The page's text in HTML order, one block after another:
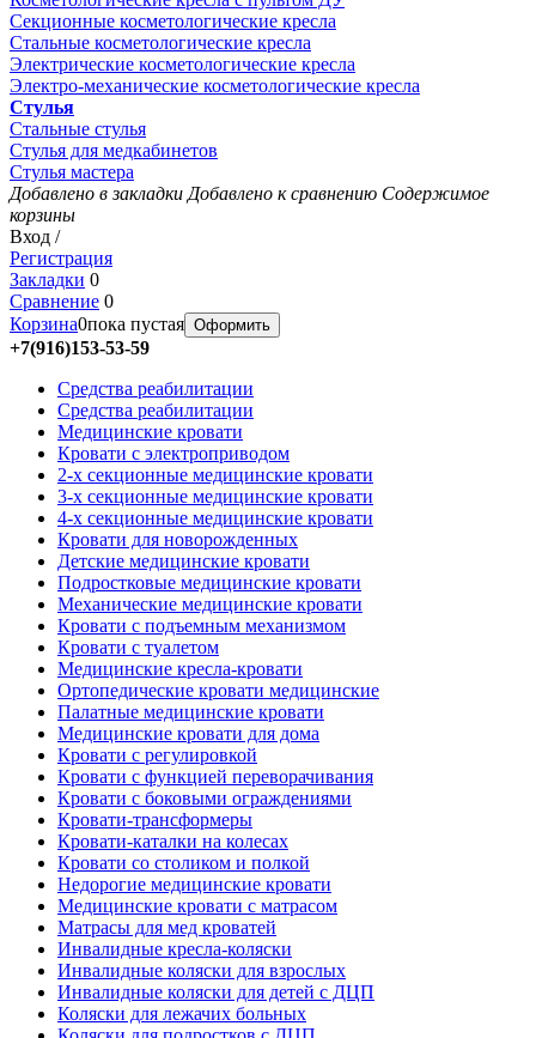
Секционные косметологические кресла
Стальные косметологические кресла
Электрические косметологические кресла
Электро-механические косметологические кресла
Стулья
Стальные стулья
Стулья для медкабинетов
Стулья мастера
Добавлено в закладки Добавлено к сравнению Содержимое
корзины
Вход /
Регистрация
Закладки 0
Сравнение 0
Корзина0пока пустая Оформить
+7(916)153-53-59
Средства реабилитации
Средства реабилитации
Медицинские кровати
Кровати с электроприводом
2-х секционные медицинские кровати
3-х секционные медицинские кровати
4-х секционные медицинские кровати
Кровати для новорожденных
Детские медицинские кровати
Подростковые медицинские кровати
Механические медицинские кровати
Кровати с подъемным механизмом
Кровати с туалетом
Медицинские крeсла-кровати
Ортопедические кровати медицинские
Палатные медицинские кровати
Медицинские кровати для дома
Кровати с регулировкой
Кровати с функцией переворачивания
Кровати с боковыми ограждениями
Кровати-трансформеры
Кровати-каталки на колесах
Кровати со столиком и полкой
Недорогие медицинские кровати
Медицинские кровати с матрасом
Матрасы для мед кроватей
Инвалидные кресла-коляски
Инвалидные коляски для взрослых
Инвалидные коляски для детей с ДЦП
Коляски для лежачих больных